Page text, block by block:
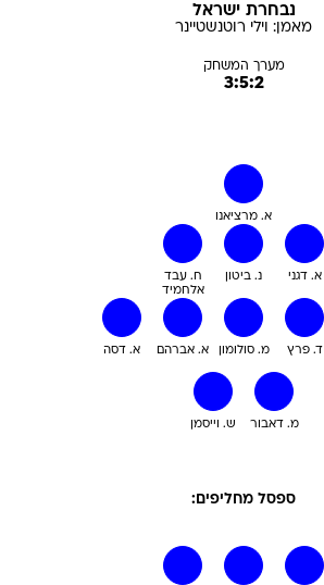
נבחרת ישראל
מאמן: וילי רוטנשטיינר
מערך המשחק
3:5:2
א. מרציאנו
ח. עבד
אלחמיד
נ. ביטון א. דגני
א. דסה א. אברהם מ. סולומון ד. פרץ
ש. וייסמן מ. דאבור
ספסל מחליפים: